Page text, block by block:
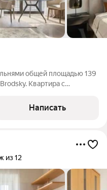
общей площадью 139
Квартира с
Написать
из 12